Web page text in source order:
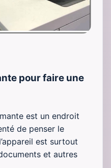
pour faire une
est un endroit
de penser le
est surtout
et autres